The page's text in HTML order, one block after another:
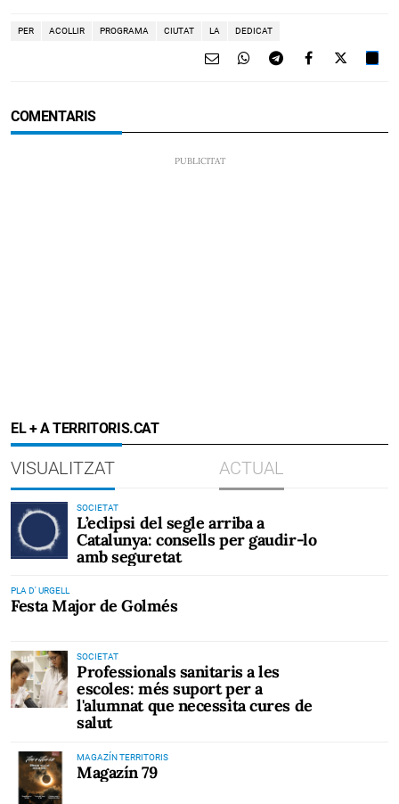
PER ACOLLIR PROGRAMA CIUTAT LA DEDICAT
COMENTARIS
EL + A TERRITORIS.CAT
VISUALITZAT ACTUAL
SOCIETAT
L’eclipsi del segle arriba a
Catalunya: consells per gaudir-lo
amb seguretat
PLA D' URGELL
Festa Major de Golmés
SOCIETAT
Professionals sanitaris a les
escoles: més suport per a
l'alumnat que necessita cures de
salut
MAGAZÍN TERRITORIS
Magazín 79